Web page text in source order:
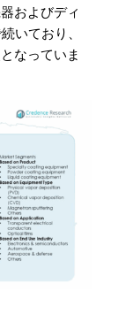
およびディ
いており、
なっていま